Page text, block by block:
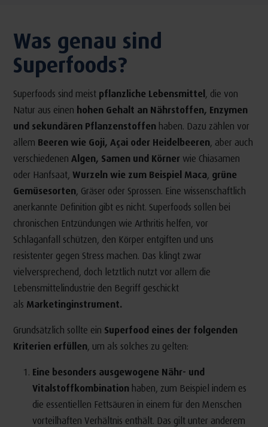
Was genau sind
Superfoods?
Superfoods sind meist pflanzliche Lebensmittel, die von
Natur aus einen hohen Gehalt an Nährstoffen, Enzymen
und sekundären Pflanzenstoffenhaben. Dazu zählen vor
allem Beeren wie Goji, Açai oder Heidelbeeren, aber auch
verschiedenen Algen, Samen und Körnerwie Chiasamen
oder Hanfsaat, Wurzeln wie zum Beispiel Maca, grüne
Gemüsesorten, Gräser oder Sprossen. Eine wissenschaftlich
anerkannte Definition gibt es nicht. Superfoods sollen bei
chronischen Entzündungen wie Arthritis helfen, vor
Schlaganfall schützen, den Körper entgiften und uns
resistenter gegen Stress machen. Das klingt zwar
vielversprechend, doch letztlich nutzt vor allem die
Lebensmittelindustrie den Begriff geschickt
als Marketinginstrument.
Grundsätzlich sollte ein Superfood eines der folgenden
Kriterien erfüllen, um als solches zu gelten:
Eine besonders ausgewogene Nähr- und
Vitalstoffkombinationhaben, zum Beispiel indem es
die essentiellen Fettsäuren in einem für den Menschen
vorteilhaften Verhältnis enthält. Das gilt unter anderem